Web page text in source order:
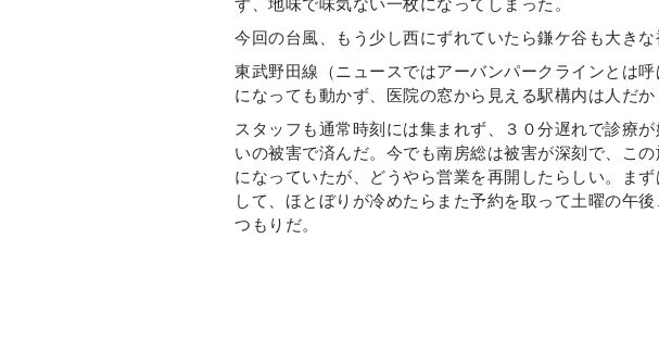
ず、地味で味気ない一枚になってしまった。
今回の台風、もう少し西にずれていたら鎌ケ谷も大きな
東武野田線（ニュースではアーバンパークラインとは
になっても動かず、医院の窓から見える駅構内は人だか
スタッフも通常時刻には集まれず、３０分遅れで診療
いの被害で済んだ。今でも南房総は被害が深刻で、こ
になっていたが、どうやら営業を再開したらしい。ま
して、ほとぼりが冷めたらまた予約を取って土曜の午後
つもりだ。